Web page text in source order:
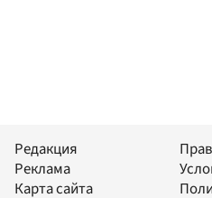
Редакция
Реклама
Карта сайта